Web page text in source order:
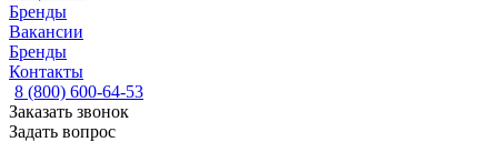
Бренды
Вакансии
Бренды
Контакты
8 (800) 600-64-53
Заказать звонок
Задать вопрос